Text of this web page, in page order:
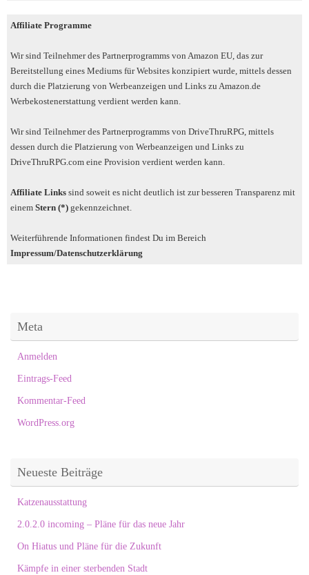
Affiliate Programme
Wir sind Teilnehmer des Partnerprogramms von Amazon EU, das zur
Bereitstellung eines Mediums für Websites konzipiert wurde, mittels dessen
durch die Platzierung von Werbeanzeigen und Links zu Amazon.de
Werbekostenerstattung verdient werden kann.
Wir sind Teilnehmer des Partnerprogramms von DriveThruRPG, mittels
dessen durch die Platzierung von Werbeanzeigen und Links zu
DriveThruRPG.com eine Provision verdient werden kann.
Affiliate Links sind soweit es nicht deutlich ist zur besseren Transparenz mit
einem Stern (*) gekennzeichnet.
Weiterführende Informationen findest Du im Bereich
Impressum/Datenschutzerklärung
Meta
Anmelden
Eintrags-Feed
Kommentar-Feed
WordPress.org
Neueste Beiträge
Katzenausstattung
2.0.2.0 incoming – Pläne für das neue Jahr
On Hiatus und Pläne für die Zukunft
Kämpfe in einer sterbenden Stadt